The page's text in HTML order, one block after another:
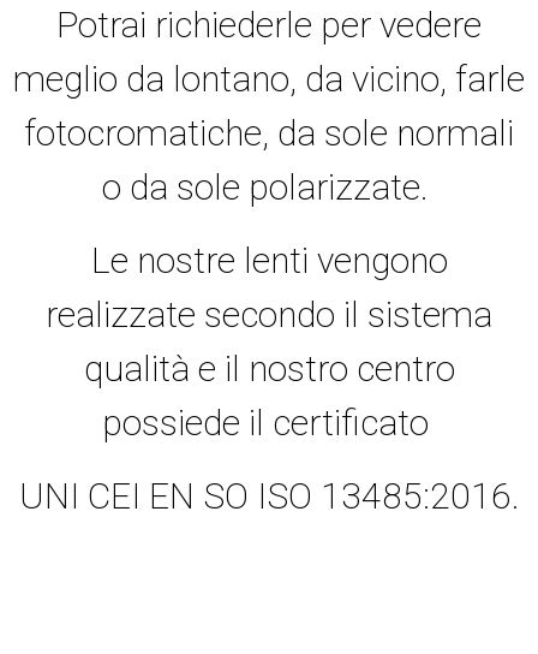
Potrai richiederle per vedere
meglio da lontano, da vicino, farle
fotocromatiche, da sole normali
o da sole polarizzate.
Le nostre lenti vengono
realizzate secondo il sistema
qualità e il nostro centro
possiede il certificato
UNI CEI EN SO ISO 13485:2016.